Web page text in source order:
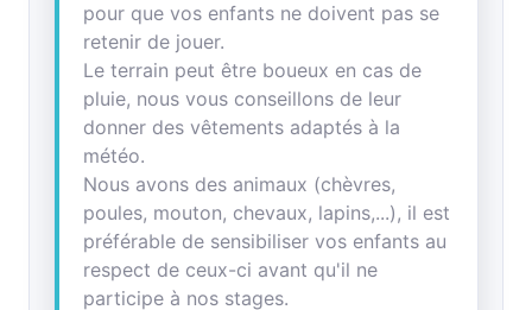
pour que vos enfants ne doivent pas se
retenir de jouer.
Le terrain peut être boueux en cas de
pluie, nous vous conseillons de leur
donner des vêtements adaptés à la
météo.
Nous avons des animaux (chèvres,
poules, mouton, chevaux, lapins,...), il est
préférable de sensibiliser vos enfants au
respect de ceux-ci avant qu'il ne
participe à nos stages.